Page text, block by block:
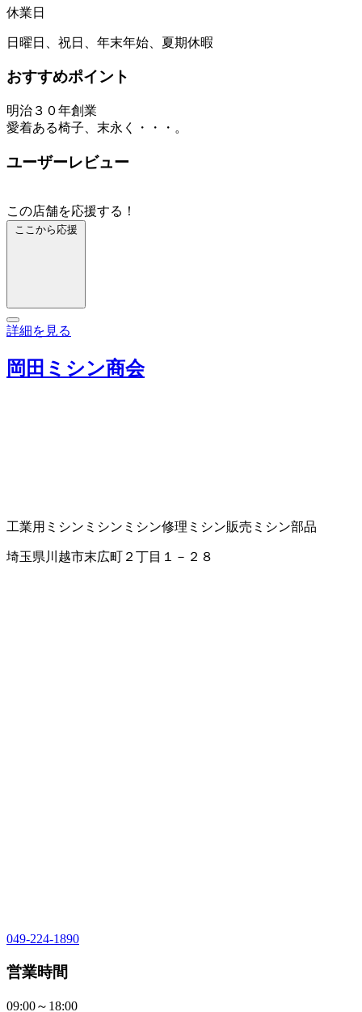
休業日
日曜日、祝日、年末年始、夏期休暇
おすすめポイント
明治３０年創業
愛着ある椅子、末永く・・・。
ユーザーレビュー
この店舗を応援する！
ここから応援
詳細を見る
岡田ミシン商会
工業用ミシン ミシン ミシン修理 ミシン販売 ミシン部品
埼玉県川越市末広町２丁目１－２８
049-224-1890
営業時間
09:00～18:00